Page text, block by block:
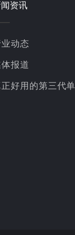
资讯
动态
报道
好用的第三代